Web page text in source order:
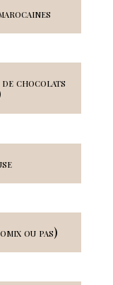
de chocolats
ou pas)